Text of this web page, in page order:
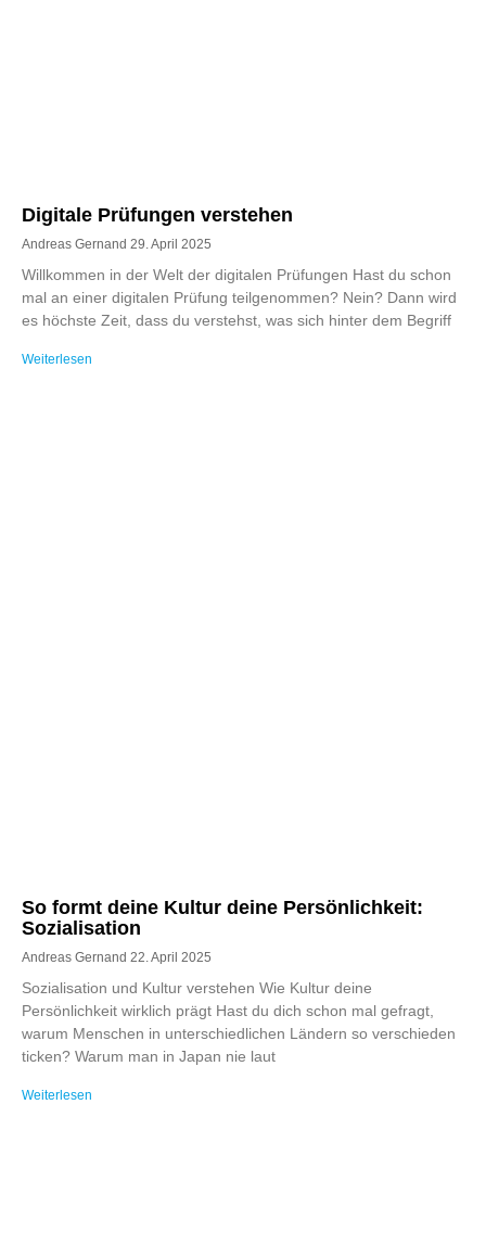
Digitale Prüfungen verstehen
Andreas Gernand 29. April 2025
Willkommen in der Welt der digitalen Prüfungen Hast du schon
mal an einer digitalen Prüfung teilgenommen? Nein? Dann wird
es höchste Zeit, dass du verstehst, was sich hinter dem Begriff
Weiterlesen
So formt deine Kultur deine Persönlichkeit:
Sozialisation
Andreas Gernand 22. April 2025
Sozialisation und Kultur verstehen Wie Kultur deine
Persönlichkeit wirklich prägt Hast du dich schon mal gefragt,
warum Menschen in unterschiedlichen Ländern so verschieden
ticken? Warum man in Japan nie laut
Weiterlesen